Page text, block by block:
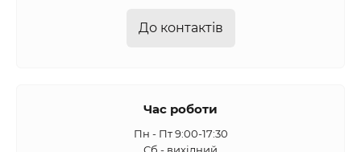
До контактів
Час роботи
Пн - Пт 9:00-17:30
Сб - вихідний